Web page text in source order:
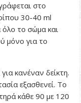
στο
30-40 ml
όλο το σώμα και
μόνο για το
κανέναν δείκτη.
εξασθενεί. Το
κάθε 90 με 120